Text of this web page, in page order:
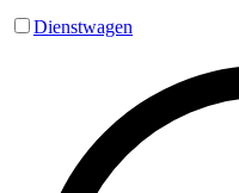
Dienstwagen